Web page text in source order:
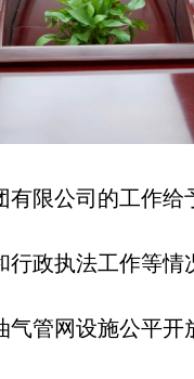
有限公司的工作
行政执法工作等
气管网设施公平